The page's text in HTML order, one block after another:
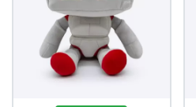
Rzeczy filmowe
Wspaniałe rzeczy